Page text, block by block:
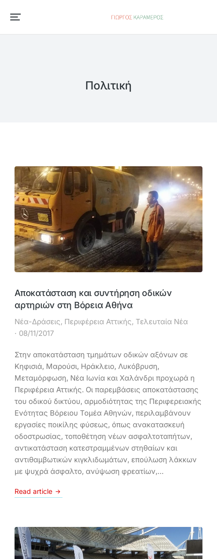
Πολιτική
Αποκατάσταση και συντήρηση οδικών
αρτηριών στη Bόρεια Αθήνα
Νέα-Δράσεις, Περιφέρεια Αττικής, Τελευταία Νέα
08/11/2017
Στην αποκατάσταση τμημάτων οδικών αξόνων σε
Κηφισιά, Μαρούσι, Ηράκλειο, Λυκόβρυση,
Μεταμόρφωση, Νέα Ιωνία και Χαλάνδρι προχωρά η
Περιφέρεια Αττικής. Οι παρεμβάσεις αποκατάστασης
του οδικού δικτύου, αρμοδιότητας της Περιφερειακής
Ενότητας Βόρειου Τομέα Αθηνών, περιλαμβάνουν
εργασίες ποικίλης φύσεως, όπως ανακατασκευή
οδοστρωσίας, τοποθέτηση νέων ασφαλτοταπήτων,
αντικατάσταση κατεστραμμένων στηθαίων και
αντιθαμβωτικών κιγκλιδωμάτων, επούλωση λάκκων
με ψυχρά άσφαλτο, ανύψωση φρεατίων,…
Read article